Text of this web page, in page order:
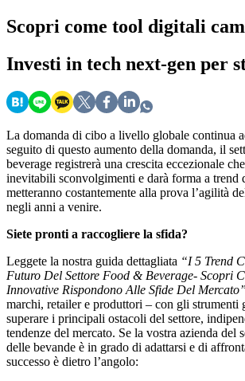
Scopri come tool digitali
Investi in tech next-gen per
La domanda di cibo a livello globale continua
seguito di questo aumento della domanda, il
beverage registrerà una crescita eccezionale
inevitabili sconvolgimenti e darà forma a trend
metteranno costantemente alla prova l’agilità
negli anni a venire.
Siete pronti a raccogliere la sfida?
Leggete la nostra guida dettagliata “I 5 Trend
Futuro Del Settore Food & Beverage- Scopri
Innovative Rispondono Alle Sfide Del Mercato”
marchi, retailer e produttori – con gli strumenti
superare i principali ostacoli del settore,
tendenze del mercato. Se la vostra azienda del
delle bevande è in grado di adattarsi e di
successo è dietro l’angolo: